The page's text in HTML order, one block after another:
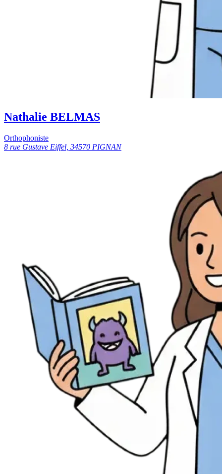
Nathalie BELMAS
Orthophoniste
8 rue Gustave Eiffel, 34570 PIGNAN